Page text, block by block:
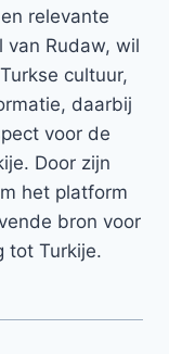
relevante
van Rudaw, wil
cultuur,
daarbij
voor de
Door zijn
het platform
bron voor
tot Turkije.